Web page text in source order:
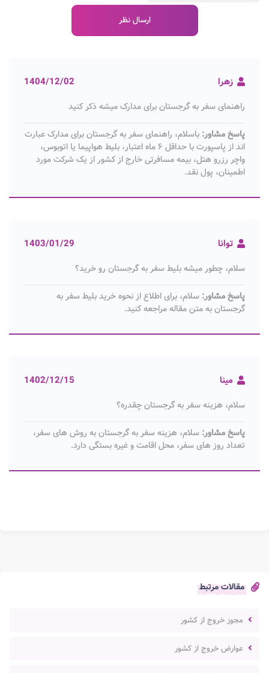
مقالات مرتبط
مجوز خروج از کشور
عوارض خروج از کشور
زهرا 1404/12/02
راهنمای سفر به گرجستان برای مدارک میشه ذکر کنید
پاسخ مشاور: باسلام، راهنمای سفر به گرجستان برای مدارک عبارت
اند از پاسپورت با حداقل ۶ ماه اعتبار، بلیط هواپیما یا اتوبوس،
واچر رزرو هتل، بیمه مسافرتی خارج از کشور از یک شرکت مورد
اطمینان، پول نقد.
توانا 1403/01/29
سلام، چطور میشه بلیط سفر به گرجستان رو خرید؟
پاسخ مشاور: سلام، برای اطلاع از نحوه خرید بلیط سفر به
گرجستان به متن مقاله مراجعه کنید.
مینا 1402/12/15
سلام، هزینه سفر به گرجستان چقدره؟
پاسخ مشاور: سلام، هزینه سفر به گرجستان به روش های سفر،
تعداد روز های سفر، محل اقامت و غیره بستگی دارد.